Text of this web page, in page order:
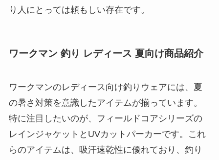
り人にとっては頼もしい存在です。
ワークマン 釣り レディース 夏向け商品紹介
ワークマンのレディース向け釣りウェアには、夏
の暑さ対策を意識したアイテムが揃っています。
特に注目したいのが、フィールドコアシリーズの
レインジャケットとUVカットパーカーです。これ
らのアイテムは、吸汗速乾性に優れており、釣り